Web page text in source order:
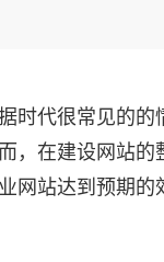
时代很常见的
，在建设网站
网站达到预期的